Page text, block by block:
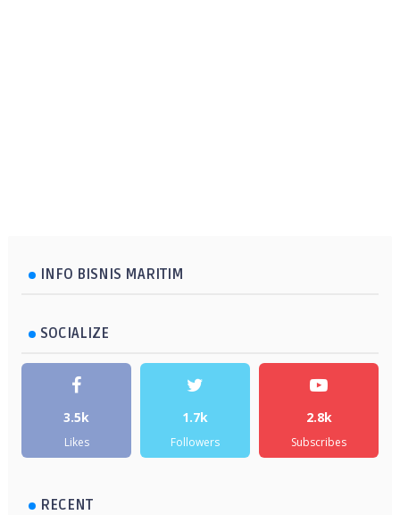
INFO BISNIS MARITIM
SOCIALIZE
3.5k
Likes
1.7k
Followers
2.8k
Subscribes
RECENT